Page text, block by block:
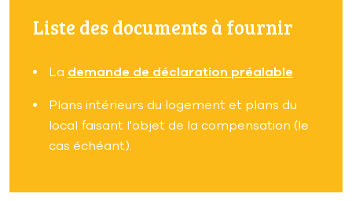
Liste des documents à fournir
La demande de déclaration préalable
Plans intérieurs du logement et plans du
local faisant l'objet de la compensation (le
cas échéant).